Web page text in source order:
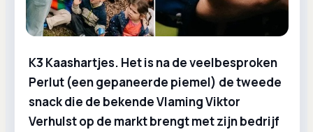
K3 Kaashartjes. Het is na de veelbesproken
Perlut (een gepaneerde piemel) de tweede
snack die de bekende Vlaming Viktor
Verhulst op de markt brengt met zijn bedrijf